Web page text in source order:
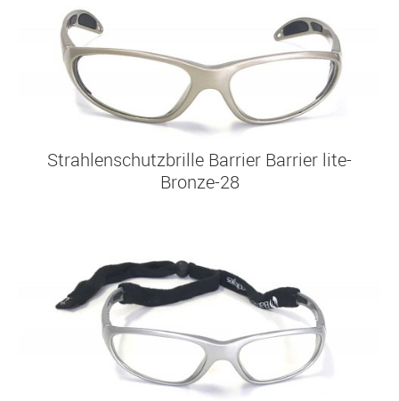
Strahlenschutzbrille Barrier Barrier lite-
Bronze-28